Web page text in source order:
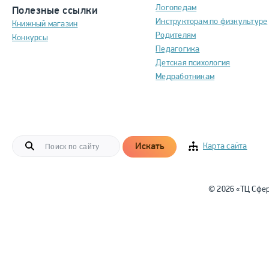
Полезные ссылки
Книжный магазин
Конкурсы
Логопедам
Инструкторам по физкультуре
Родителям
Педагогика
Детская психология
Медработникам
Искать Карта сайта
© 2026 «ТЦ